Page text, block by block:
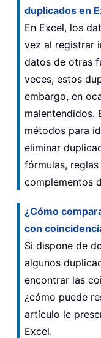
duplicados en
En Excel, los
vez al registrar
datos de otras
veces, estos
embargo, en
malentendidos.
métodos para
eliminar
fórmulas,
complementos
¿Cómo
con
Si dispone de
algunos
encontrar las
¿cómo puede
artículo le
Excel.